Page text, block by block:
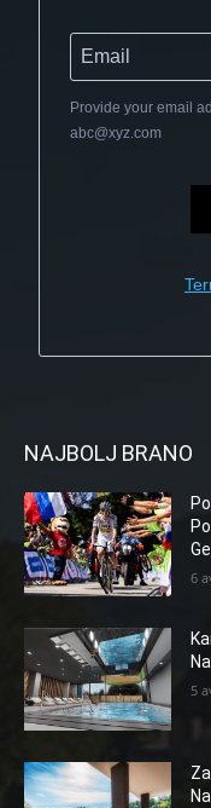
Provide your email
abc@xyz.com
NAJBOLJ BRANO
6
5